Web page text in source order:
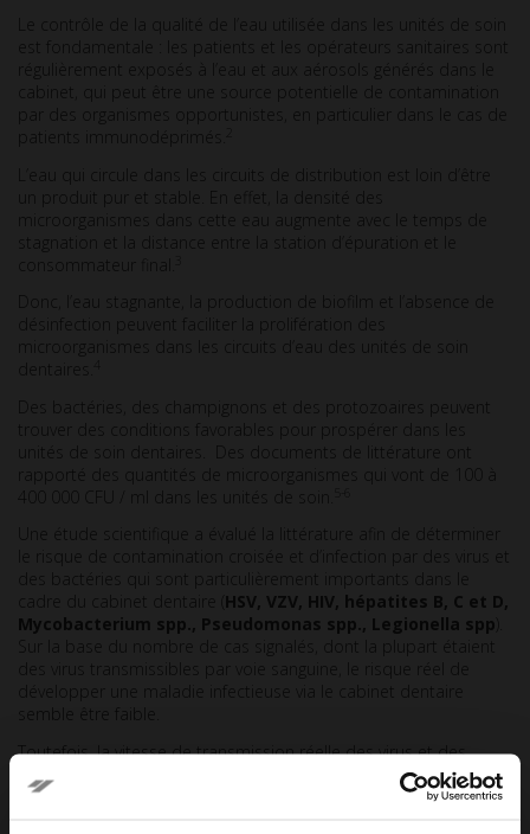
Le contrôle de la qualité de l’eau utilisée dans les unités de soin
est fondamentale : les patients et les opérateurs sanitaires sont
régulièrement exposés à l’eau et aux aérosols générés dans le
cabinet, qui peut être une source potentielle de contamination
par des organismes opportunistes, en particulier dans le cas de
patients immunodéprimés.
L’eau qui circule dans les circuits de distribution est loin d’être
un produit pur et stable. En effet, la densité des
microorganismes dans cette eau augmente avec le temps de
stagnation et la distance entre la station d’épuration et le
consommateur final.
Donc, l’eau stagnante, la production de biofilm et l’absence de
désinfection peuvent faciliter la prolifération des
microorganismes dans les circuits d’eau des unités de soin
dentaires.
Des bactéries, des champignons et des protozoaires peuvent
trouver des conditions favorables pour prospérer dans les
unités de soin dentaires. Des documents de littérature ont
rapporté des quantités de microorganismes qui vont de 100 à
400 000 CFU / ml dans les unités de soin.
Une étude scientifique a évalué la littérature afin de déterminer
le risque de contamination croisée et d’infection par des virus et
des bactéries qui sont particulièrement importants dans le
cadre du cabinet dentaire ( HSV, VZV, HIV, hépatites B, C et D,
Mycobacterium spp., Pseudomonas spp., Legionella spp
Sur la base du nombre de cas signalés, dont la plupart étaient
des virus transmissibles par voie sanguine, le risque réel de
développer une maladie infectieuse via le cabinet dentaire
semble être faible.
Toutefois, la vitesse de transmission réelle des virus et des
bactéries dont il est question dans cette étude est
probablement plus élevée. Tant qu’aucune donnée précise ne